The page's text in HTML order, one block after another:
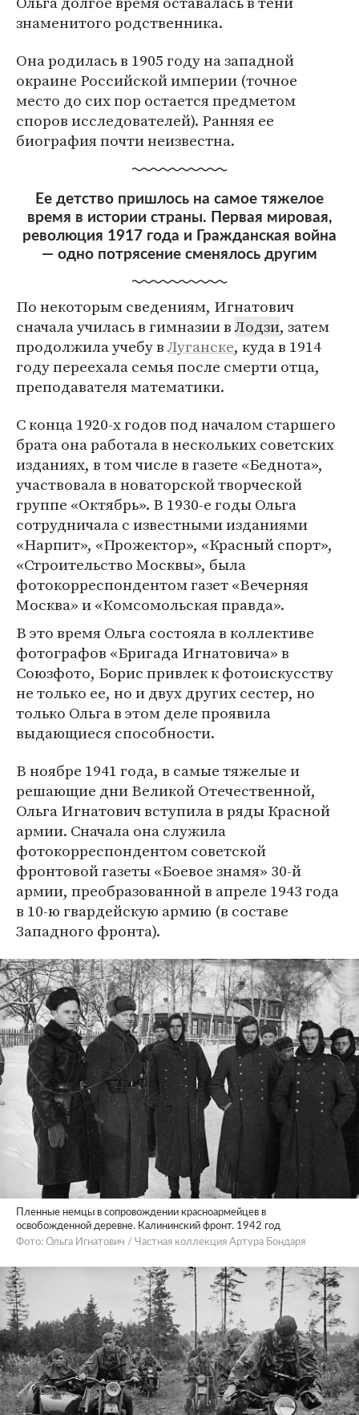
знаменитого родственника.
Она родилась в 1905 году на западной
окраине Российской империи (точное
место до сих пор остается предметом
споров исследователей). Ранняя ее
биография почти неизвестна.
Ее детство пришлось на самое тяжелое
время в истории страны. Первая мировая,
революция 1917 года и Гражданская война
— одно потрясение сменялось другим
По некоторым сведениям, Игнатович
сначала училась в гимназии вЛодзи, затем
продолжила учебу вЛуганске, куда в 1914
году переехала семья после смерти отца,
преподавателя математики.
С конца 1920-х годов под началом старшего
брата она работала в нескольких советских
изданиях, в том числе в газете «Беднота»,
участвовала в новаторской творческой
группе «Октябрь». В 1930-е годы Ольга
сотрудничала с известными изданиями
«Нарпит», «Прожектор», «Красный спорт»,
«Строительство Москвы», была
фотокорреспондентом газет «Вечерняя
Москва» и «Комсомольская правда».
В это время Ольга состояла в коллективе
фотографов «Бригада Игнатовича» в
Союзфото, Борис привлек к фотоискусству
не только ее, но и двух других сестер, но
только Ольга в этом деле проявила
выдающиеся способности.
В ноябре 1941 года, в самые тяжелые и
решающие дни Великой Отечественной,
Ольга Игнатович вступила в ряды Красной
армии. Сначала она служила
фотокорреспондентом советской
фронтовой газеты «Боевое знамя» 30-й
армии, преобразованной в апреле 1943 года
в 10-ю гвардейскую армию (в составе
Западного фронта).
Пленные немцы в сопровождении красноармейцев в
освобожденной деревне. Калининский фронт. 1942 год
Фото: Ольга Игнатович / Частная коллекция Артура Бондаря